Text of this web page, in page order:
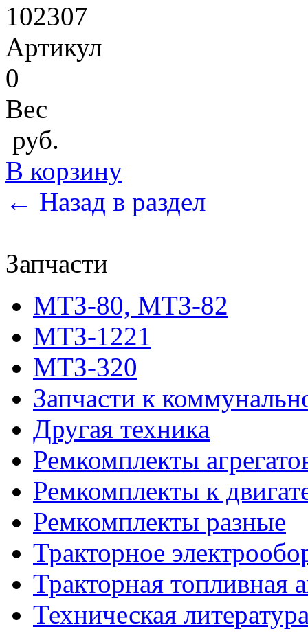
102307
Артикул
0
Вес
руб.
В корзину
← Назад в раздел
Запчасти
МТЗ-80, МТЗ-82
МТЗ-1221
МТЗ-320
Запчасти к
Другая техника
Ремкомплекты
Ремкомплекты к
Ремкомплекты разные
Тракторное
Тракторная топливная
Техническая